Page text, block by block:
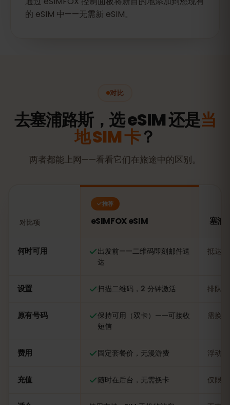
的 eSIM 中——无需新 eSIM。
对比
去塞浦路斯，选 eSIM 还是当
地 SIM 卡？
两者都能上网——看看它们在旅途中的区别。
对比项
推荐
eSIMFOX eSIM 塞浦
何时可用
出发前——二维码即刻邮件送
达
抵达
设置 扫描二维码，2 分钟激活 排队
原有号码
保持可用（双卡）——可接收
短信
需换
费用 固定套餐价，无漫游费 浮动
充值 随时在后台，无需换卡 仅限